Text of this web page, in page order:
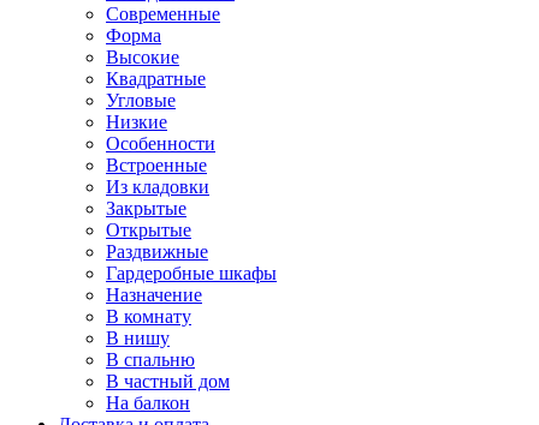
Современные
Форма
Высокие
Квадратные
Угловые
Низкие
Особенности
Встроенные
Из кладовки
Закрытые
Открытые
Раздвижные
Гардеробные шкафы
Назначение
В комнату
В нишу
В спальню
В частный дом
На балкон